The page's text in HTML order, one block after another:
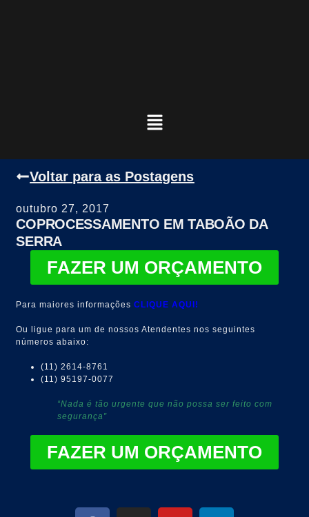
Voltar para as Postagens
outubro 27, 2017
COPROCESSAMENTO EM TABOÃO DA
SERRA
FAZER UM ORÇAMENTO
Para maiores informaçõesCLIQUE AQUI!
Ou ligue para um de nossos Atendentes nos seguintes
números abaixo:
(11) 2614-8761
(11) 95197-0077
“Nada é tão urgente que não possa ser feito com
segurança”
FAZER UM ORÇAMENTO